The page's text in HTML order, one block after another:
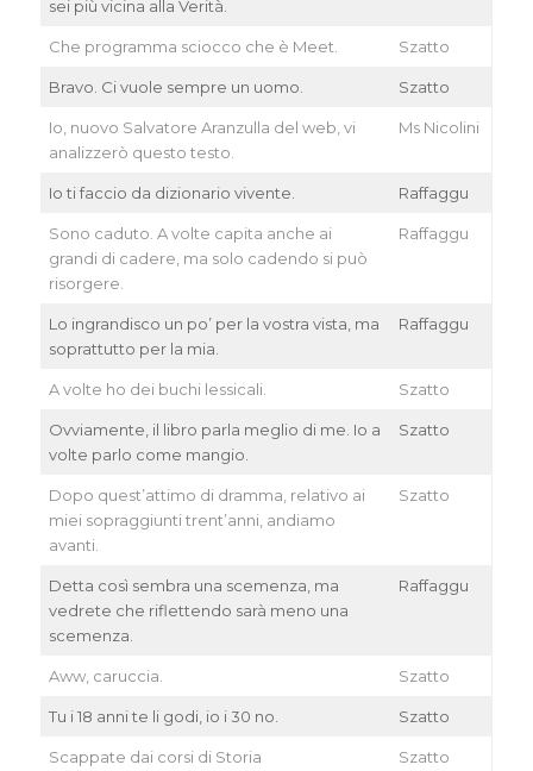
sei più vicina alla Verità.
Che programma sciocco che è Meet. Szatto
Bravo. Ci vuole sempre un uomo. Szatto
Io, nuovo Salvatore Aranzulla del web, vi
analizzerò questo testo.
Ms Nicolini
Io ti faccio da dizionario vivente. Raffaggu
Sono caduto. A volte capita anche ai
grandi di cadere, ma solo cadendo si può
risorgere.
Raffaggu
Lo ingrandisco un po’ per la vostra vista, ma
soprattutto per la mia.
Raffaggu
A volte ho dei buchi lessicali. Szatto
Ovviamente, il libro parla meglio di me. Io a
volte parlo come mangio.
Szatto
Dopo quest’attimo di dramma, relativo ai
miei sopraggiunti trent’anni, andiamo
avanti.
Szatto
Detta così sembra una scemenza, ma
vedrete che riflettendo sarà meno una
scemenza.
Raffaggu
Aww, caruccia. Szatto
Tu i 18 anni te li godi, io i 30 no. Szatto
Scappate dai corsi di Storia
Szatto